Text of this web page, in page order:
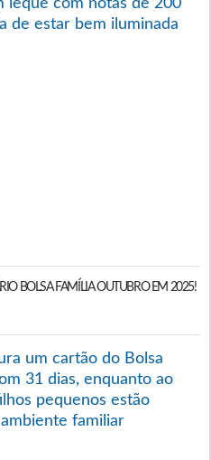
BOLSA FAMÍLIA OUTUBRO EM 2025!